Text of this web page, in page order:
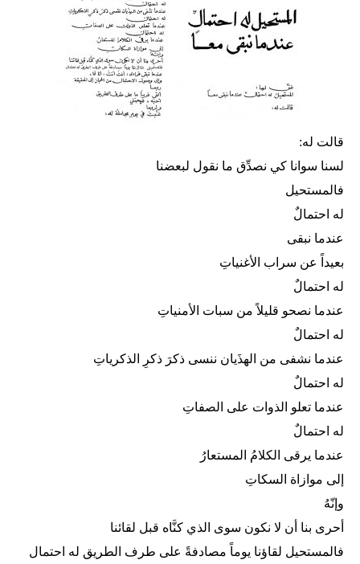
قالت له:
لسنا سوانا كي نصدِّق ما نقول لبعضنا
فالمستحيل
له احتمالٌ
عندما نبقى
بعيداً عن سراب الأغنياتِ
له احتمالٌ
عندما نصحو قليلاً من سبات الأمنياتِ
له احتمالٌ
عندما نشفى من الهذَيان ننسى ذكرَ ذكرِ الذكرياتِ
له احتمالٌ
عندما تعلو الذوات على الصفاتِ
له احتمالٌ
عندما يرقى الكلامُ المستعارُ
إلى موازاة السكاتِ
وإنّهُ
أحرى بنا أن لا نكون سوى الذي كنَّاه قبل لقائنا
فالمستحيل لقاؤنا يوماً مصادفةً على طرف الطريق له احتمال